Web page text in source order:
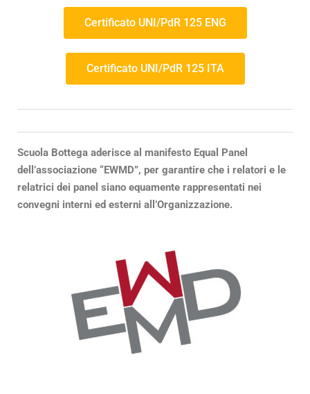
Certificato UNI/PdR 125 ENG
Certificato UNI/PdR 125 ITA
Scuola Bottega aderisce al manifesto Equal Panel
dell’associazione “EWMD”, per garantire che i relatori e le
relatrici dei panel siano equamente rappresentati nei
convegni interni ed esterni all’Organizzazione.